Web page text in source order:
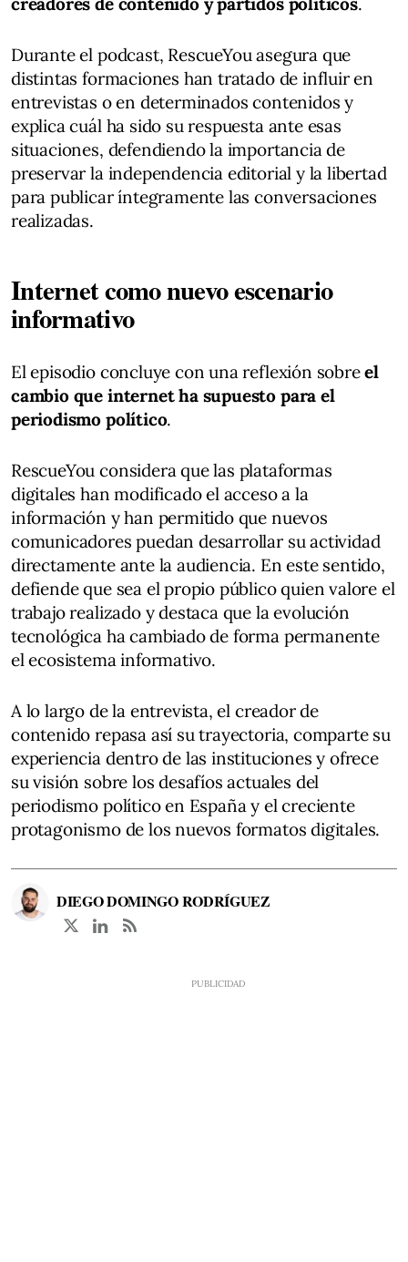
Durante el podcast, RescueYou asegura que
distintas formaciones han tratado de influir en
entrevistas o en determinados contenidos y
explica cuál ha sido su respuesta ante esas
situaciones, defendiendo la importancia de
preservar la independencia editorial y la libertad
para publicar íntegramente las conversaciones
realizadas.
Internet como nuevo escenario
informativo
El episodio concluye con una reflexión sobreel
cambio que internet ha supuesto para el
periodismo político.
RescueYou considera que las plataformas
digitales han modificado el acceso a la
información y han permitido que nuevos
comunicadores puedan desarrollar su actividad
directamente ante la audiencia. En este sentido,
defiende que sea el propio público quien valore el
trabajo realizado y destaca que la evolución
tecnológica ha cambiado de forma permanente
el ecosistema informativo.
A lo largo de la entrevista, el creador de
contenido repasa así su trayectoria, comparte su
experiencia dentro de las instituciones y ofrece
su visión sobre los desafíos actuales del
periodismo político en España y el creciente
protagonismo de los nuevos formatos digitales.
DIEGO DOMINGO RODRÍGUEZ